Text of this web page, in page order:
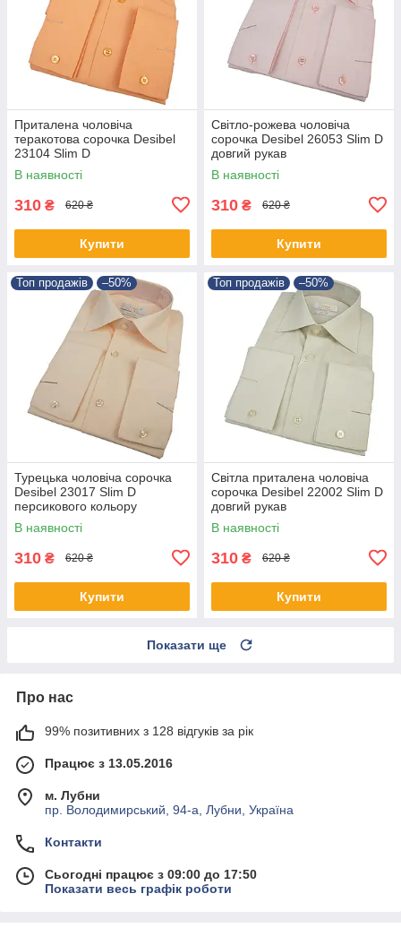
Приталена чоловіча
теракотова сорочка Desibel
23104 Slim D
В наявності
310 ₴ 620 ₴
Купити
Світло-рожева чоловіча
сорочка Desibel 26053 Slim D
довгий рукав
В наявності
310 ₴ 620 ₴
Купити
Топ продажів –50%
Турецька чоловіча сорочка
Desibel 23017 Slim D
персикового кольору
В наявності
310 ₴ 620 ₴
Купити
Топ продажів –50%
Світла приталена чоловіча
сорочка Desibel 22002 Slim D
довгий рукав
В наявності
310 ₴ 620 ₴
Купити
Показати ще
Про нас
99% позитивних з 128 відгуків за рік
Працює з 13.05.2016
м. Лубни
пр. Володимирський, 94-а, Лубни, Україна
Контакти
Сьогодні працює з 09:00 до 17:50
Показати весь графік роботи